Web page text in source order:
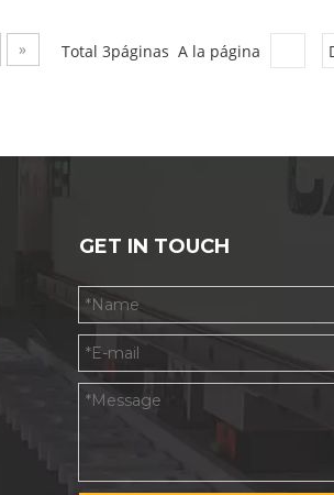
» Total 3páginas A la página
GET IN TOUCH